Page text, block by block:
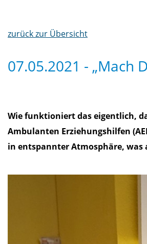
zurück zur Übersicht
07.05.2021 - „Mach
Wie funktioniert das eigentlich,
Ambulanten Erziehungshilfen
in entspannter Atmosphäre, was